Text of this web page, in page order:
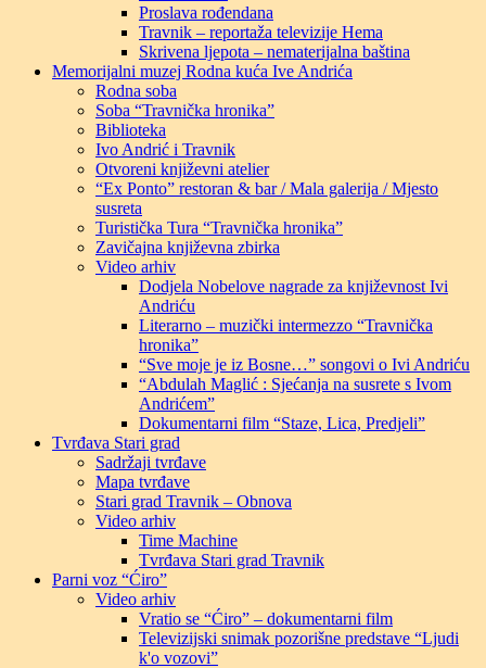
Proslava rođendana
Travnik – reportaža televizije Hema
Skrivena ljepota – nematerijalna baština
Memorijalni muzej Rodna kuća Ive Andrića
Rodna soba
Soba “Travnička hronika”
Biblioteka
Ivo Andrić i Travnik
Otvoreni književni atelier
“Ex Ponto” restoran & bar / Mala galerija / Mjesto
susreta
Turistička Tura “Travnička hronika”
Zavičajna književna zbirka
Video arhiv
Dodjela Nobelove nagrade za književnost Ivi
Andriću
Literarno – muzički intermezzo “Travnička
hronika”
“Sve moje je iz Bosne…” songovi o Ivi Andriću
“Abdulah Maglić : Sjećanja na susrete s Ivom
Andrićem”
Dokumentarni film “Staze, Lica, Predjeli”
Tvrđava Stari grad
Sadržaji tvrđave
Mapa tvrđave
Stari grad Travnik – Obnova
Video arhiv
Time Machine
Tvrđava Stari grad Travnik
Parni voz “Ćiro”
Video arhiv
Vratio se “Ćiro” – dokumentarni film
Televizijski snimak pozorišne predstave “Ljudi
k'o vozovi”